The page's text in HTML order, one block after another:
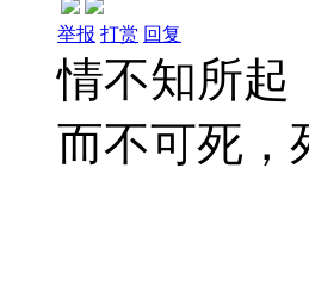
举报 打赏 回复
情不知所起
而不可死，